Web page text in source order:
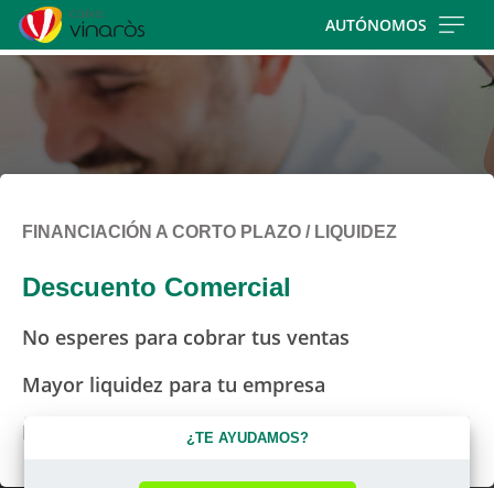
main
contentt
AUTÓNOMOS
FINANCIACIÓN A CORTO PLAZO / LIQUIDEZ
Descuento Comercial
No esperes para cobrar tus ventas
Mayor liquidez para tu empresa
Más rápido y sencillo a través de Ruralvía
¿TE AYUDAMOS?